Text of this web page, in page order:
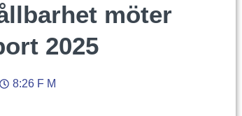
möter
2025
8:26 F M